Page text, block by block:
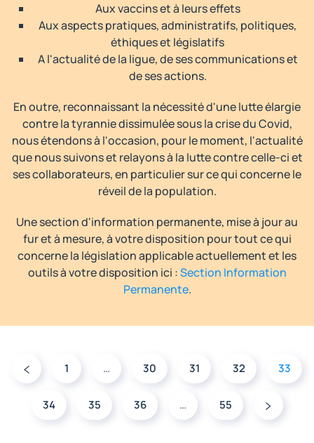
Aux vaccins et à leurs effets
Aux aspects pratiques, administratifs, politiques,
éthiques et législatifs
A l'actualité de la ligue, de ses communications et
de ses actions.
En outre, reconnaissant la nécessité d'une lutte élargie
contre la tyrannie dissimulée sous la crise du Covid,
nous étendons à l'occasion, pour le moment, l'actualité
que nous suivons et relayons à la lutte contre celle-ci et
ses collaborateurs, en particulier sur ce qui concerne le
réveil de la population.
Une section d'information permanente, mise à jour au
fur et à mesure, à votre disposition pour tout ce qui
concerne la législation applicable actuellement et les
outils à votre disposition ici :Section Information
Permanente.
1 … 30 31 32 33
34 35 36 … 55